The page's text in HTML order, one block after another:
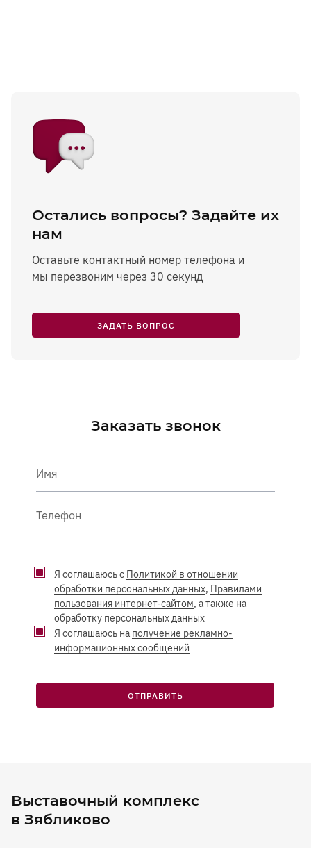
Остались вопросы? Задайте их
нам
Оставьте контактный номер телефона и
мы перезвоним через 30 секунд
ЗАДАТЬ ВОПРОС
Заказать звонок
Имя
Телефон
Я соглашаюсь с Политикой в отношении
обработки персональных данных, Правилами
пользования интернет-сайтом, а также на
обработку персональных данных
Я соглашаюсь на получение рекламно-
информационных сообщений
ОТПРАВИТЬ
Выставочный комплекс
в Зябликово